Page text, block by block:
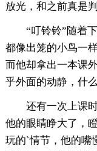
放光，和之前真是
“叮铃铃”随着下
都像出笼的小鸟一
而他却拿出一本课
乎外面的动静，什
还有一次上课时
他的眼睛睁大了，
玩的`情节，他的嘴